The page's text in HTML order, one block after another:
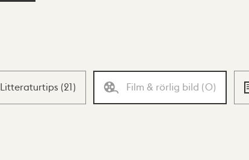
Litteraturtips (21) Film & rörlig bild (0)